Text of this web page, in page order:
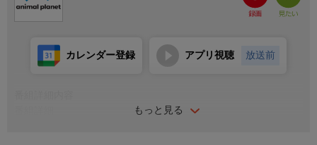
もっと見る
カレンダー登録 アプリ視聴 放送前